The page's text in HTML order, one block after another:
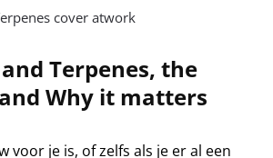
Terpenes, the
Why it matters
voor je is, of zelfs als je er al een